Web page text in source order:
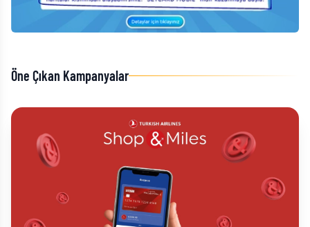
Öne Çıkan Kampanyalar